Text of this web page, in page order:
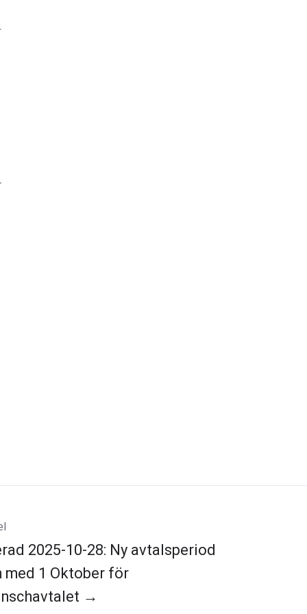
2025-10-28: Ny avtalsperiod
med 1 Oktober för
→